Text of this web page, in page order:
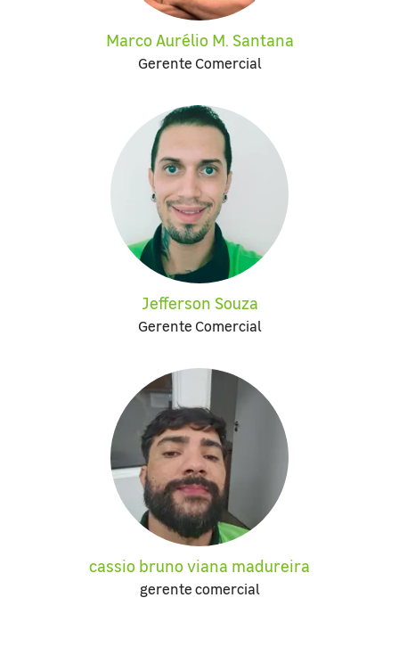
Marco Aurélio M. Santana
Gerente Comercial
Jefferson Souza
Gerente Comercial
cassio bruno viana madureira
gerente comercial